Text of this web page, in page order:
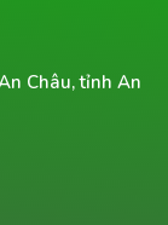
Châu, tỉnh An